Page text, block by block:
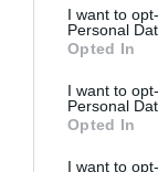
consent section.
I want to
Personal
Opted In
I want to
Personal
Opted In
I want to
Με
ευρωπαϊκό